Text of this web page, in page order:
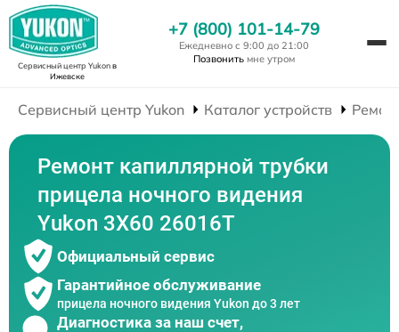
Сервисный центр Yukonв
Ижевске
+7 (800) 101-14-79
Ежедневно с 9:00 до 21:00
Позвонить мне утром
Сервисный центр Yukon Каталог устройств
Ремонт капиллярной трубки
прицела ночного видения
Yukon 3Х60 26016Т
Официальный сервис
Гарантийное обслуживание
прицела ночного видения Yukon до 3 лет
Диагностика за наш счет,